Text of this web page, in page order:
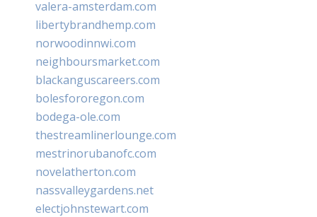
valera-amsterdam.com
libertybrandhemp.com
norwoodinnwi.com
neighboursmarket.com
blackanguscareers.com
bolesfororegon.com
bodega-ole.com
thestreamlinerlounge.com
mestrinorubanofc.com
novelatherton.com
nassvalleygardens.net
electjohnstewart.com